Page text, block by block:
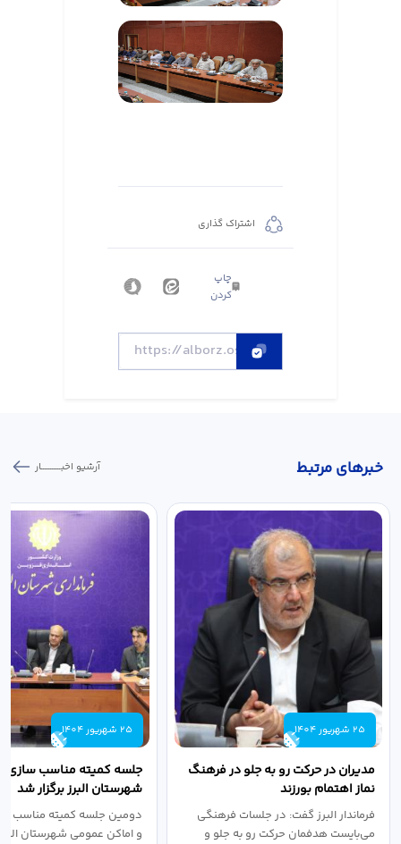
اشتراک گذاری
چاپ
کردن
خبر‌های مرتبط آرشیو اخبـــــــــــار
25 شهریور 1404
مدیران در حرکت رو به جلو در فرهنگ
نماز اهتمام بورزند
فرماندار البرز گفت: در جلسات فرهنگی
می‌بایست هدفمان حرکت رو به جلو و
25 شهریور 1404
جلسه کمیته مناسب سازی
شهرستان البرز برگزار شد
دومین جلسه کمیته مناسب
و اماکن عمومی شهرستان